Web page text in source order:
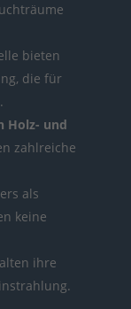
bieten
die für
Holz- und
zahlreiche
als
keine
ihre